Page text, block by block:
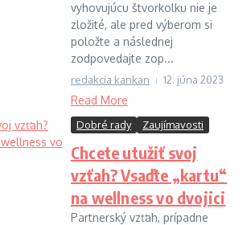
vyhovujúcu štvorkolku nie je
zložité, ale pred výberom si
položte a následnej
zodpovedajte zop...
redakcia kankan 12. júna 2023
Read More
Dobré rady Zaujímavosti
Chcete utužiť svoj
vzťah? Vsaďte „kartu“
na wellness vo dvojici
Partnerský vzťah, prípadne